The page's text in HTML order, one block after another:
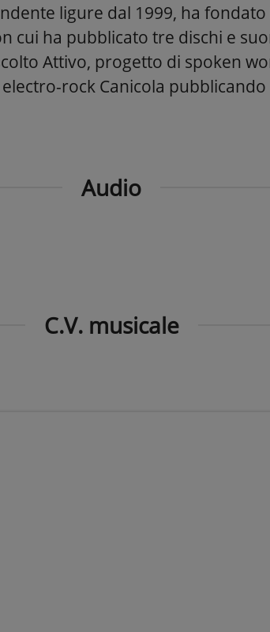
ligure dal 1999, ha
cui ha pubblicato tre dischi e
Attivo, progetto di spoken
rock Canicola pubblicando
Audio
C.V. musicale